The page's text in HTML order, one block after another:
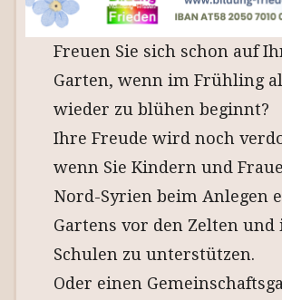
Freuen Sie sich schon auf
Garten, wenn im Frühling
wieder zu blühen beginnt?
Ihre Freude wird noch
wenn Sie Kindern und
Nord-Syrien beim Anlegen
Gartens vor den Zelten und
Schulen zu unterstützen.
Oder einen